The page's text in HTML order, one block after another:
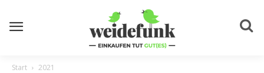
Start 2021